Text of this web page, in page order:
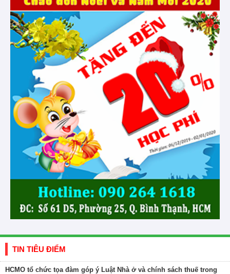
TIN TIÊU ĐIỂM
HCMO tổ chức tọa đàm góp ý Luật Nhà ở và chính sách thuế trong